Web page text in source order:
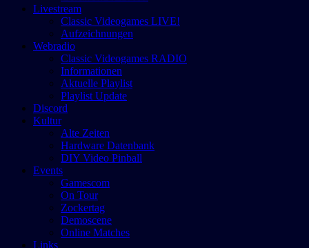
Livestream
Classic Videogames LIVE!
Aufzeichnungen
Webradio
Classic Videogames RADIO
Informationen
Aktuelle Playlist
Playlist Update
Discord
Kultur
Alte Zeiten
Hardware Datenbank
DIY Video Pinball
Events
Gamescom
On Tour
Zockertag
Demoscene
Online Matches
Links